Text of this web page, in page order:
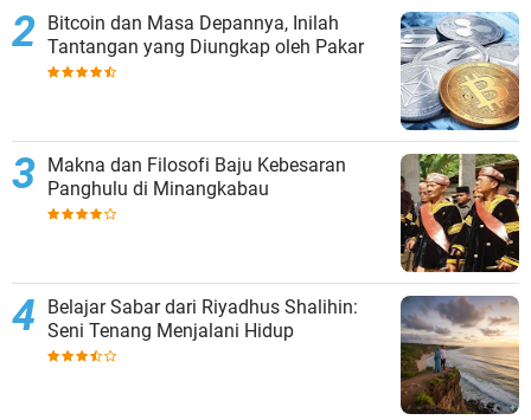
Bitcoin dan Masa Depannya, Inilah
Tantangan yang Diungkap oleh Pakar
Makna dan Filosofi Baju Kebesaran
Panghulu di Minangkabau
Belajar Sabar dari Riyadhus Shalihin:
Seni Tenang Menjalani Hidup